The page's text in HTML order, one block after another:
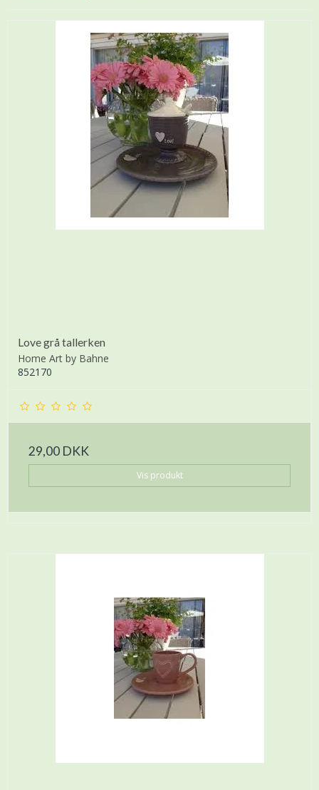
Love grå tallerken
Home Art by Bahne
852170
29,00 DKK
Vis produkt